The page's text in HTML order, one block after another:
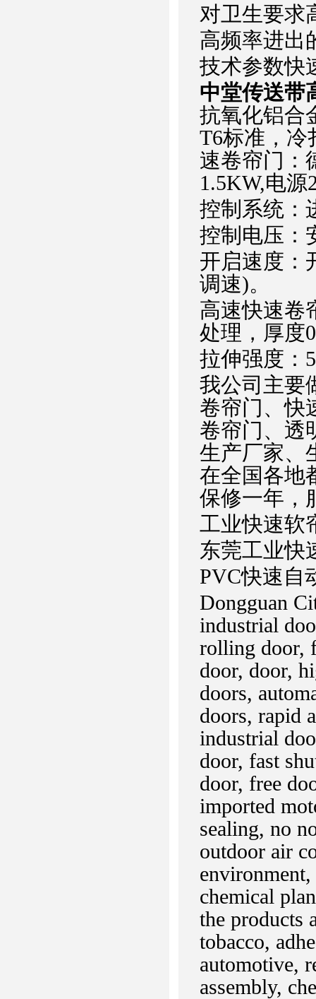
对卫生要求
高频率进出
技术参数快
中堂传送带
抗氧化铝合
T6标准，冷
速卷帘门：
1.5KW,电源
控制系统：
控制电压：
开启速度：
调速)。
高速快速卷
处理，厚度
拉伸强度：
我公司主要
卷帘门、快
卷帘门、透
生产厂家、
在全国各地
保修一年，
工业快速软
东莞工业快
PVC快速自
Dongguan
industrial
rolling door,
door, door,
doors,
doors, rapid
industrial
door, fast
door, free
imported
sealing, no
outdoor air
chemical
the products
tobacco,
automotive,
assembly,